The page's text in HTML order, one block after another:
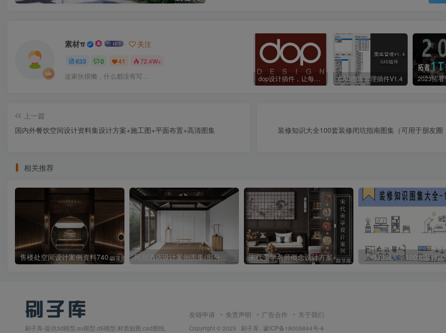
自然之梦+相印于心住宅示范区景观方案.pdf
自然休闲+健康新中式住宅大区景观概念设计.pdf
自然体验+场景融合住宅示范区景观方案设计.pdf
自然栖居+未来之岛国际空港小镇示范区深化设计.pdf
自然生长+极致匠工滨河示范区景观方案设计.pdf
臻萃绿洲·+森屿坊市住宅大区景观方案设计2023.pdf
艺术尊享+雕琢品质示范区景观方案文本.pdf
艺术生态+中式展示区景观方案文本.pdf
诗境迷津+锦绣故景住宅大区景观设计方案.pdf
诗意空间+韵味东方住宅大区景观设计方案.pdf
都会艺术+精奢体验住宅大区景观方案文本2022.pdf
雕琢精奢+自然肌理天悦云萃展示区景观方案2023.pdf
雨林穿越+极光浮岛住宅示范区景观方案文本2023.pdf
素材π 关注
633 0 41 72.4W+
这家伙很懒，什么都没有写... dop设计插件，让每个设计师都能享受到CAD制图的乐趣 CAD图库管理插件V1.4
上一篇
国内外餐饮空间设计资料集设计方案+施工图+平面布置+高清图集
装修知识大全100套装修闭坑指南图集（可用于朋友圈
相关推荐
售楼处空间设计案例资料740套合集 民宿酒店设计案例图集(部分含CAD施工图+SU模型+效果图) 宋代美学名师概念设计方案+参考案例图集
刷子库-提供3d模型,su模型,d5模型,材质贴图,cad图纸,
友链申请 免责声明 广告合作 关于我们
Copyright © 2025 · 刷子库 · 蒙ICP备18005844号-6